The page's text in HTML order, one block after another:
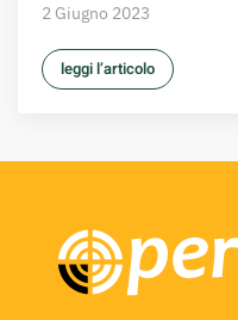
2 Giugno 2023
leggi l’articolo